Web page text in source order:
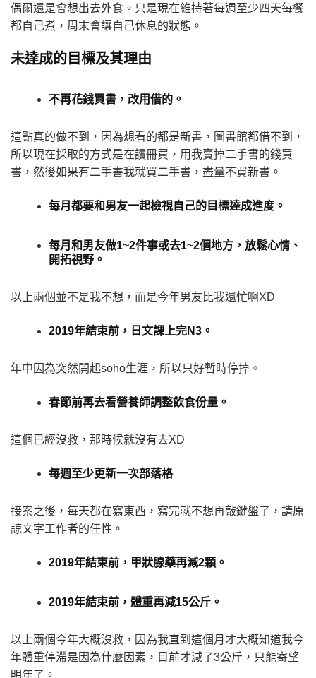
偶爾還是會想出去外食。只是現在維持著每週至少四天每餐
都自己煮，周末會讓自己休息的狀態。
未達成的目標及其理由
不再花錢買書，改用借的。
這點真的做不到，因為想看的都是新書，圖書館都借不到，
所以現在採取的方式是在讀冊買，用我賣掉二手書的錢買
書，然後如果有二手書我就買二手書，盡量不買新書。
每月都要和男友一起檢視自己的目標達成進度。
每月和男友做1~2件事或去1~2個地方，放鬆心情、
開拓視野。
以上兩個並不是我不想，而是今年男友比我還忙啊XD
2019年結束前，日文課上完N3。
年中因為突然開起soho生涯，所以只好暫時停掉。
春節前再去看營養師調整飲食份量。
這個已經沒救，那時候就沒有去XD
每週至少更新一次部落格
接案之後，每天都在寫東西，寫完就不想再敲鍵盤了，請原
諒文字工作者的任性。
2019年結束前，甲狀腺藥再減2顆。
2019年結束前，體重再減15公斤。
以上兩個今年大概沒救，因為我直到這個月才大概知道我今
年體重停滯是因為什麼因素，目前才減了3公斤，只能寄望
明年了。